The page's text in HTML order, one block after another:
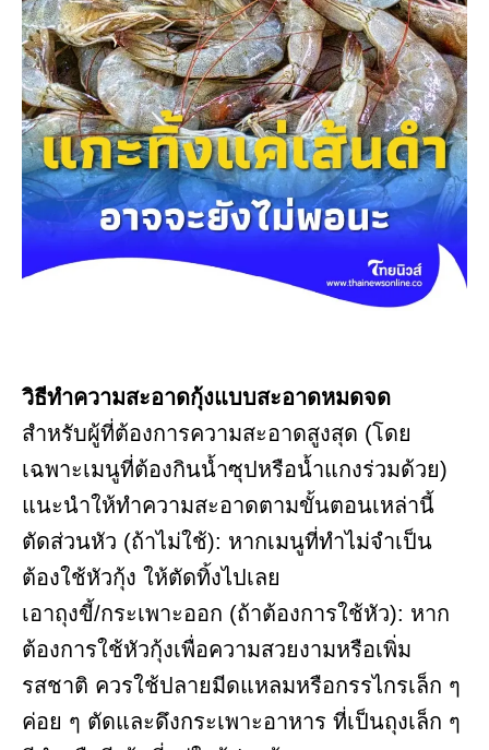
วิธีทำความสะอาดกุ้งแบบสะอาดหมดจด
สำหรับผู้ที่ต้องการความสะอาดสูงสุด (โดย
เฉพาะเมนูที่ต้องกินน้ำซุปหรือน้ำแกงร่วมด้วย)
แนะนำให้ทำความสะอาดตามขั้นตอนเหล่านี้
ตัดส่วนหัว (ถ้าไม่ใช้): หากเมนูที่ทำไม่จำเป็น
ต้องใช้หัวกุ้ง ให้ตัดทิ้งไปเลย
เอาถุงขี้/กระเพาะออก (ถ้าต้องการใช้หัว): หาก
ต้องการใช้หัวกุ้งเพื่อความสวยงามหรือเพิ่ม
รสชาติ ควรใช้ปลายมีดแหลมหรือกรรไกรเล็ก ๆ
ค่อย ๆ ตัดและดึงกระเพาะอาหาร ที่เป็นถุงเล็ก ๆ